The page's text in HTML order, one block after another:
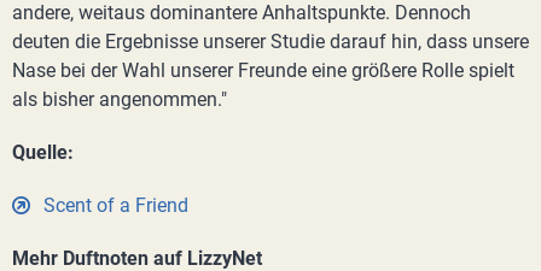
andere, weitaus dominantere Anhaltspunkte. Dennoch
deuten die Ergebnisse unserer Studie darauf hin, dass unsere
Nase bei der Wahl unserer Freunde eine größere Rolle spielt
als bisher angenommen."
Quelle:
Scent of a Friend
Mehr Duftnoten auf LizzyNet